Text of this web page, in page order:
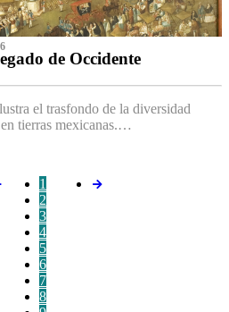
de Occidente
el trasfondo de la diversidad
tierras mexicanas.…
1
2
3
4
5
6
7
8